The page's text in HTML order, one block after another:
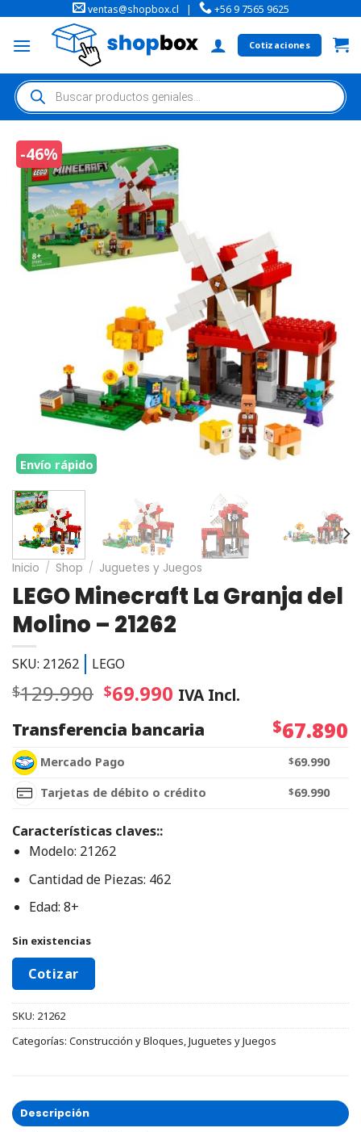
ventas@shopbox.cl | +56 9 7565 9625
Cotizaciones
-46%
Envío rápido
Inicio / Shop / Juguetes y Juegos
LEGO Minecraft La Granja del
Molino – 21262
SKU: 21262 LEGO
$129.990 $69.990 IVA Incl.
Transferencia bancaria
$67.890
Mercado Pago $69.990
Tarjetas de débito o crédito
$69.990
Características claves::
Modelo: 21262
Cantidad de Piezas: 462
Edad: 8+
Sin existencias
Cotizar
SKU: 21262
Categorías: Construcción y Bloques,Juguetes y Juegos
Descripción